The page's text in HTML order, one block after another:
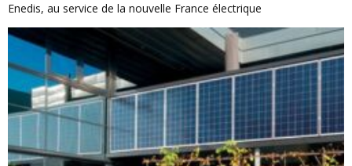
Enedis, au service de la nouvelle France électrique